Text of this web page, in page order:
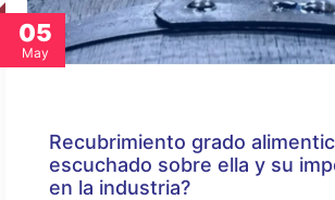
05
May
Recubrimiento grado
escuchado sobre ella y su
en la industria?